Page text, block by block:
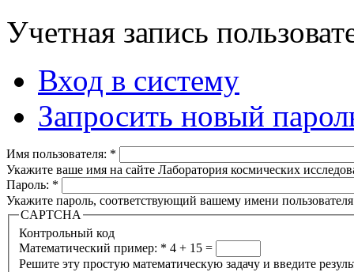
Учетная запись
Вход в систему
Запросить новый
Имя пользователя: *
Укажите ваше имя на сайте Лаборатория космических
Пароль: *
Укажите пароль, соответствующий вашему имени
CAPTCHA
Контрольный код
Математический пример: * 4 + 15 =
Решите эту простую математическую задачу и введите